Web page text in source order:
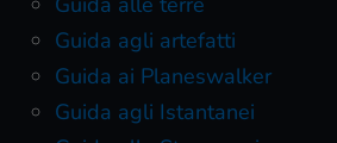
Guida agli artefatti
Guida ai Planeswalker
Guida agli Istantanei